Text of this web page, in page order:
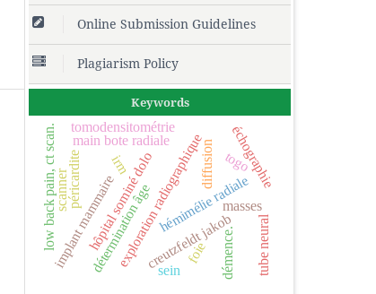
Online Submission Guidelines
Plagiarism Policy
Keywords
creutzfeldt jakob
détermination âge
hôpital sominé dolo
exploration radiographique
main bote radiale
hémimélie radiale
démence.
diffusion
irm
implant mammaire sein
échographie
péricardite
foie
low back pain, ct scan.scanner masses
tomodensitométrie
tube neural
togo